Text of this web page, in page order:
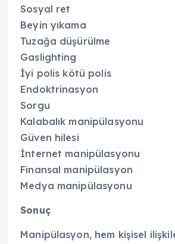
Sosyal ret
Beyin yıkama
Tuzağa düşürülme
Gaslighting
İyi polis kötü polis
Endoktrinasyon
Sorgu
Kalabalık manipülasyonu
Güven hilesi
İnternet manipülasyonu
Finansal manipülasyon
Medya manipülasyonu
Sonuç
Manipülasyon, hem kişisel